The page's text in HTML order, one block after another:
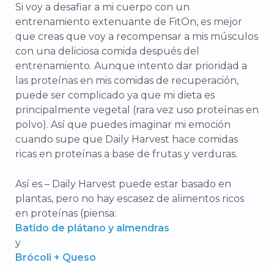
Si voy a desafiar a mi cuerpo con un
entrenamiento extenuante de FitOn, es mejor
que creas que voy a recompensar a mis músculos
con una deliciosa comida después del
entrenamiento. Aunque intento dar prioridad a
las proteínas en mis comidas de recuperación,
puede ser complicado ya que mi dieta es
principalmente vegetal (rara vez uso proteínas en
polvo). Así que puedes imaginar mi emoción
cuando supe que Daily Harvest hace comidas
ricas en proteínas a base de frutas y verduras.
Así es – Daily Harvest puede estar basado en
plantas, pero no hay escasez de alimentos ricos
en proteínas (piensa:
Batido de plátano y almendras
y
Brócoli + Queso